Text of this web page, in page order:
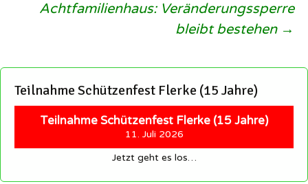
Achtfamilienhaus: Veränderungssperre
bleibt bestehen →
Teilnahme Schützenfest Flerke (15 Jahre)
Teilnahme Schützenfest Flerke (15 Jahre)
11. Juli 2026
Jetzt geht es los…